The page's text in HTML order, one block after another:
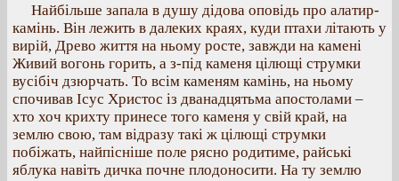
Найбільше запала в душу дідова оповідь про алатир-
камінь. Він лежить в далеких краях, куди птахи літають у
вирій, Древо життя на ньому росте, завжди на камені
Живий вогонь горить, а з-під каменя цілющі струмки
вусібіч дзюрчать. То всім каменям камінь, на ньому
спочивав Ісус Христос із дванадцятьма апостолами –
хто хоч крихту принесе того каменя у свій край, на
землю свою, там відразу такі ж цілющі струмки
побіжать, найпісніше поле рясно родитиме, райські
яблука навіть дичка почне плодоносити. На ту землю